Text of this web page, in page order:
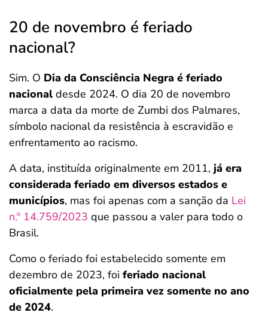
20 de novembro é feriado
nacional?
Sim. O Dia da Consciência Negra é feriado
nacional desde 2024. O dia 20 de novembro
marca a data da morte de Zumbi dos Palmares,
símbolo nacional da resistência à escravidão e
enfrentamento ao racismo.
A data, instituída originalmente em 2011, já era
considerada feriado em diversos estados e
municípios, mas foi apenas com a sanção da Lei
n.º 14.759/2023 que passou a valer para todo o
Brasil.
Como o feriado foi estabelecido somente em
dezembro de 2023, foi feriado nacional
oficialmente pela primeira vez somente no ano
de 2024.